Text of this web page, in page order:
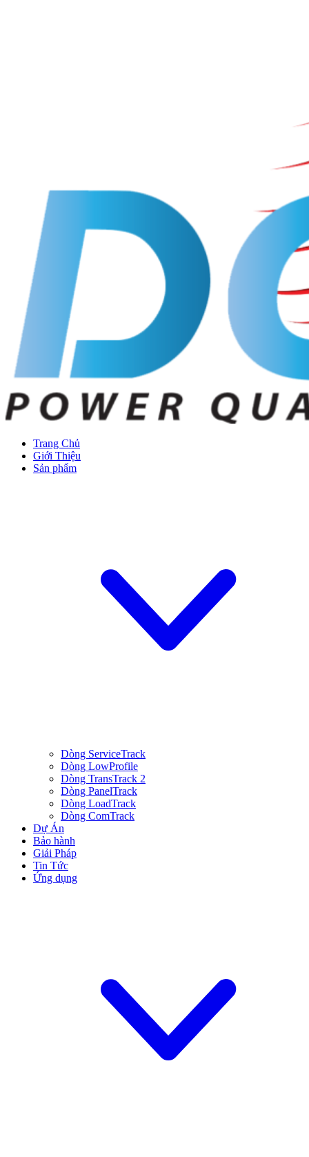
Trang Chủ
Giới Thiệu
Sản phẩm
Dòng ServiceTrack
Dòng LowProfile
Dòng TransTrack 2
Dòng PanelTrack
Dòng LoadTrack
Dòng ComTrack
Dự Án
Bảo hành
Giải Pháp
Tin Tức
Ứng dụng